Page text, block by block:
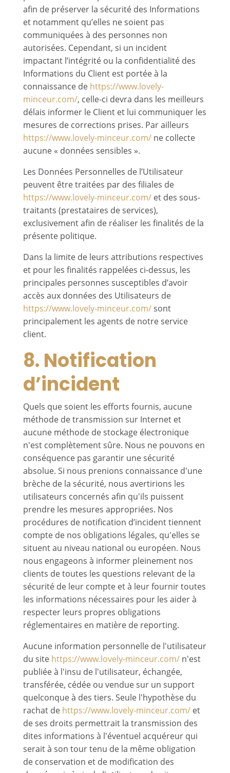
afin de préserver la sécurité des Informations
et notamment qu’elles ne soient pas
communiquées à des personnes non
autorisées. Cependant, si un incident
impactant l’intégrité ou la confidentialité des
Informations du Client est portée à la
connaissance de https://www.lovely-
minceur.com/, celle-ci devra dans les meilleurs
délais informer le Client et lui communiquer les
mesures de corrections prises. Par ailleurs
https://www.lovely-minceur.com/ ne collecte
aucune « données sensibles ».
Les Données Personnelles de l’Utilisateur
peuvent être traitées par des filiales de
https://www.lovely-minceur.com/ et des sous-
traitants (prestataires de services),
exclusivement afin de réaliser les finalités de la
présente politique.
Dans la limite de leurs attributions respectives
et pour les finalités rappelées ci-dessus, les
principales personnes susceptibles d’avoir
accès aux données des Utilisateurs de
https://www.lovely-minceur.com/sont
principalement les agents de notre service
client.
8. Notification
d’incident
Quels que soient les efforts fournis, aucune
méthode de transmission sur Internet et
aucune méthode de stockage électronique
n'est complètement sûre. Nous ne pouvons en
conséquence pas garantir une sécurité
absolue. Si nous prenions connaissance d'une
brèche de la sécurité, nous avertirions les
utilisateurs concernés afin qu'ils puissent
prendre les mesures appropriées. Nos
procédures de notification d’incident tiennent
compte de nos obligations légales, qu'elles se
situent au niveau national ou européen. Nous
nous engageons à informer pleinement nos
clients de toutes les questions relevant de la
sécurité de leur compte et à leur fournir toutes
les informations nécessaires pour les aider à
respecter leurs propres obligations
réglementaires en matière de reporting.
Aucune information personnelle de l'utilisateur
du site https://www.lovely-minceur.com/ n'est
publiée à l'insu de l'utilisateur, échangée,
transférée, cédée ou vendue sur un support
quelconque à des tiers. Seule l'hypothèse du
rachat de https://www.lovely-minceur.com/ et
de ses droits permettrait la transmission des
dites informations à l'éventuel acquéreur qui
serait à son tour tenu de la même obligation
de conservation et de modification des